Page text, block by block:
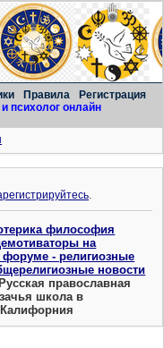
Правила
Регистрация
психолог онлайн
.
философия
на
форуме - религиозные
новости
православная
школа в